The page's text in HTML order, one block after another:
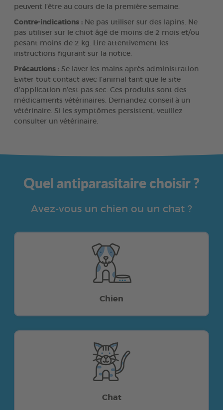
peuvent l’être au cours de la première semaine.
Contre-indications : Ne pas utiliser sur des lapins. Ne
pas utiliser sur le chiot âgé de moins de 2 mois et/ou
pesant moins de 2 kg. Lire attentivement les
instructions figurant sur la notice.
Précautions : Se laver les mains après administration.
Eviter tout contact avec l’animal tant que le site
d’application n’est pas sec. Ces produits sont des
médicaments vétérinaires. Demandez conseil à un
vétérinaire. Si les symptômes persistent, veuillez
consulter un vétérinaire.
Quel antiparasitaire choisir ?
Avez-vous un chien ou un chat ?
Chien
Chat